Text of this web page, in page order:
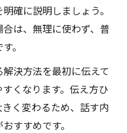
確に説明しましょう。
は、無理に使わず、普
。
決方法を最初に伝えて
くなります。伝え方ひ
く変わるため、話す内
すすめです。